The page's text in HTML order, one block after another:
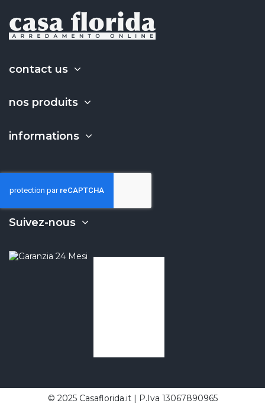
contact us
nos produits
informations
Suivez-nous
© 2025 Casaflorida.it | P.Iva 13067890965